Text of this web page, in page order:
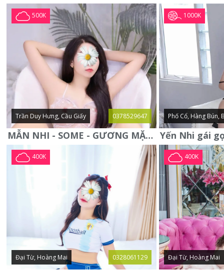
500K
Trần Duy Hưng, Cầu Giấy 0378529647
MẪN NHI - SOME - GƯƠNG MẶT XINH XẮN -CỰC CHIỀU KHÁCH
1000K
Phố Cổ, Hàng Bún,
400K
Đại Từ, Hoàng Mai 0328061129
400K
Đại Từ, Hoàng Mai